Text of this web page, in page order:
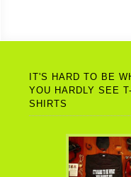
IT'S HARD TO BE
YOU HARDLY SEE T-
SHIRTS